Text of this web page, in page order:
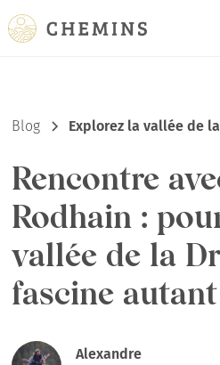
Blog Explorez la vallée de
Rencontre
Rodhain :
vallée de la
fascine
Alexandre